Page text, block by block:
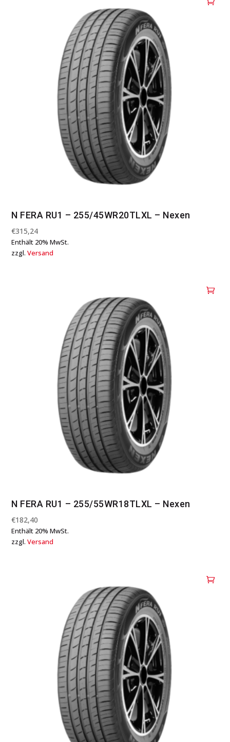
N FERA RU1 – 255/45WR20TLXL – Nexen
€315,24
Enthält 20% MwSt.
zzgl.Versand
N FERA RU1 – 255/55WR18TLXL – Nexen
€182,40
Enthält 20% MwSt.
zzgl.Versand